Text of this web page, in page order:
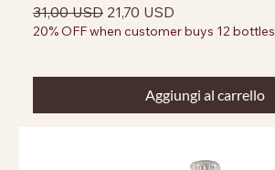
Prezzo regolare
31,00 USD Prezzo scontato
21,70 USD
20% OFF when customer buys 12 bottles
Aggiungi al carrello